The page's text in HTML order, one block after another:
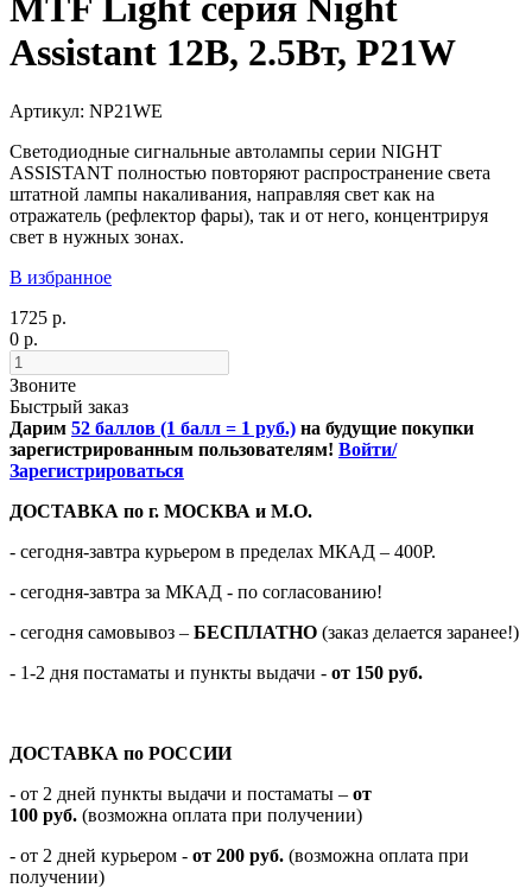
MTF Light серия Night
Assistant 12В, 2.5Вт, P21W
Артикул: NP21WE
Светодиодные сигнальные автолампы серии NIGHT
ASSISTANT полностью повторяют распространение света
штатной лампы накаливания, направляя свет как на
отражатель (рефлектор фары), так и от него, концентрируя
свет в нужных зонах.
В избранное
1725 р.
0 р.
Звоните
Быстрый заказ
Дарим 52 баллов (1 балл = 1 руб.) на будущие покупки
зарегистрированным пользователям! Войти/
Зарегистрироваться
ДОСТАВКА по г. МОСКВА и М.О.
- сегодня-завтра курьером в пределах МКАД – 400Р.
- сегодня-завтра за МКАД - по согласованию!
- сегодня самовывоз – БЕСПЛАТНО (заказ делается заранее!)
- 1-2 дня постаматы и пункты выдачи - от 150 руб.
ДОСТАВКА по РОССИИ
- от 2 дней пункты выдачи и постаматы – от
100 руб. (возможна оплата при получении)
- от 2 дней курьером - от 200 руб. (возможна оплата при
получении)